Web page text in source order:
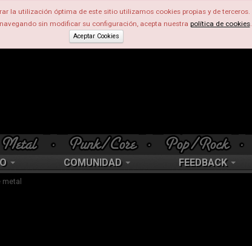
la utilización óptima de este sitio utilizamos cookies propias y de terceros.
sin modificar su configuración, acepta nuestra política de cookies.
Aceptar Cookies
COMUNIDAD FEEDBACK